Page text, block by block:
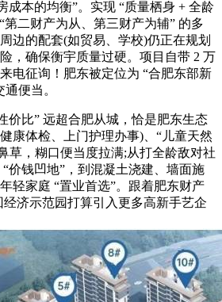
本的均衡”。实现 “质量栖身 + 全龄
第二财产为从、第三财产为辅” 的多
边的配套(如贸易、学校)仍正在规划
，确保衡宇质量过硬。项目自带 2 万
电征询！肥东被定位为 “合肥东部新
便当。
比” 远超合肥从城，恰是肥东生态
康体检、上门护理办事)、“儿童天然
草，糊口便当度拉满;从打全龄敌对社
价钱凹地”，到混凝土浇建、墙面施
轻家庭 “置业首选”。跟着肥东财产
济示范园打算引入更多高新手艺企